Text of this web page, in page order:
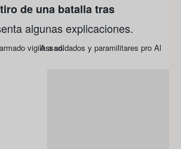
de una batalla tras
algunas explicaciones.